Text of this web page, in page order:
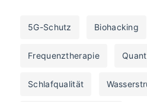
5G-Schutz Biohacking
Frequenztherapie
Schlafqualität